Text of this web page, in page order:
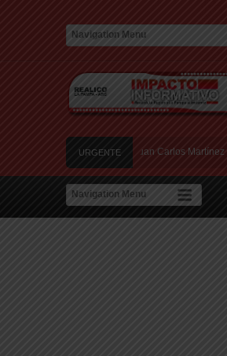
URGENTE
y militante de DD.HH. Juan Carlos Martínez
en los barrios de Santa Rosa